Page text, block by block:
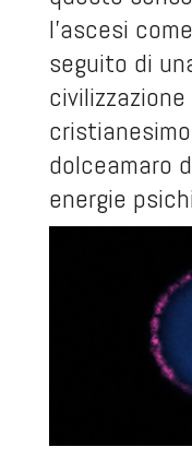
l’ascesi
seguito di
dolceamaro
energie